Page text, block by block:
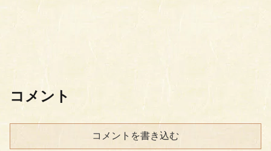
コメント
コメントを書き込む